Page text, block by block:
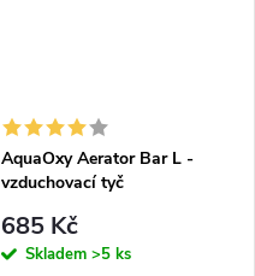
AquaOxy Aerator Bar L -
vzduchovací tyč
685 Kč
Skladem >5 ks